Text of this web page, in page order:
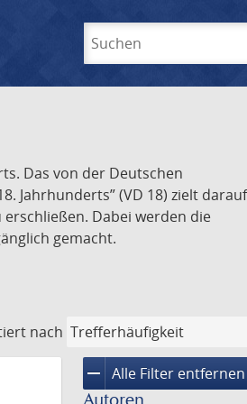
Das von der Deutschen
Jahrhunderts” (VD 18) zielt
Dabei werden die
gemacht.
nach
remove Alle Filter entfernen